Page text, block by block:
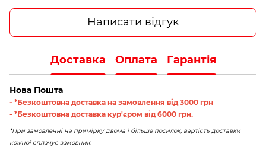
Написати відгук
Доставка Оплата Гарантія
Нова Пошта
- *Безкоштовна доставка на замовлення від 3000 грн
- *Безкоштовна доставка кур'єром від 6000 грн.
*При замовленні на примірку двома і більше посилок, вартість доставки
кожної сплачує замовник.